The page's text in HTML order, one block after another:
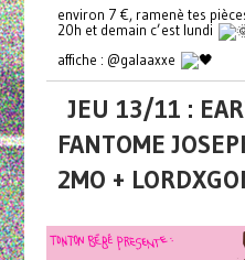
environ 7 €, ramenè tes
20h et demain c’est lundi
affiche : @galaaxxe
JEU 13/11 :
FANTOME
2MO +